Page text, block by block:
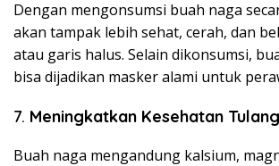
Dengan mengonsumsi buah naga
akan tampak lebih sehat, cerah, dan
atau garis halus. Selain dikonsumsi,
bisa dijadikan masker alami untuk
7. Meningkatkan Kesehatan Tulang
Buah naga mengandung kalsium,